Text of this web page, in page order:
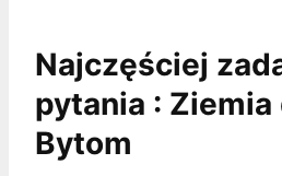
Najczęściej
pytania :
Bytom